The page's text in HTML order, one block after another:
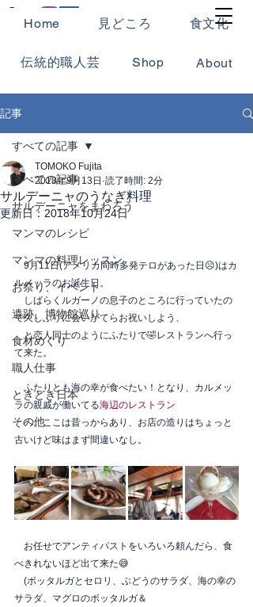
Home 見どころ 食文化
伝統的職人芸 Shop About
記事
すべての記事
サルデーニャをまわろう
マンマのレシピ
マンマの料理レッスン
お祭り、イベント
遺跡、博物館巡り
食材めぐり
職人仕事
ときどき日本
その他
すべての記事
サルデーニャのうなぎ料理
TOMOKO Fujita
2018年9月13日 読了時間: 2分
更新日： 2018年10月24日
9月11日(アメリカ同時多発テロがあった日☹️)はカ
ルメッラのお誕生日。
しばらくルガーノの息子のところに行っていたの
で久しぶりに会いがてらお祝いしよう、
と恋人同士のようにふたりで🤣レストランへ行っ
て来た。
ふたりとも海の幸が食べたい！となり、カルメッ
ラの親戚が働いてる海辺のレストラン
へ。ここは昔っからあり、お店の造りはちょっと
古いけど味はまず間違いなし。
お任せでアンティパストをいろいろ頼んだら、食
べきれないほど出て来た😅
(ボッタルガとセロリ、ぶどうのサラダ、海の幸の
サラダ、マグロのボッタルガ＆